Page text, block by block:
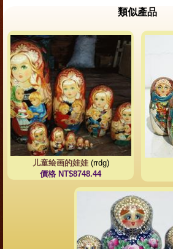
類似產品
儿童绘画的娃娃(rrdg)
價格 NT$8748.44